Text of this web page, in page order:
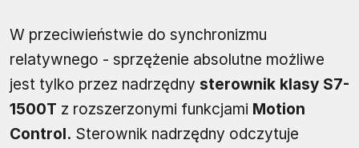
W przeciwieństwie do synchronizmu
relatywnego - sprzężenie absolutne możliwe
jest tylko przez nadrzędny sterownik klasy S7-
1500T z rozszerzonymi funkcjami Motion
Control. Sterownik nadrzędny odczytuje